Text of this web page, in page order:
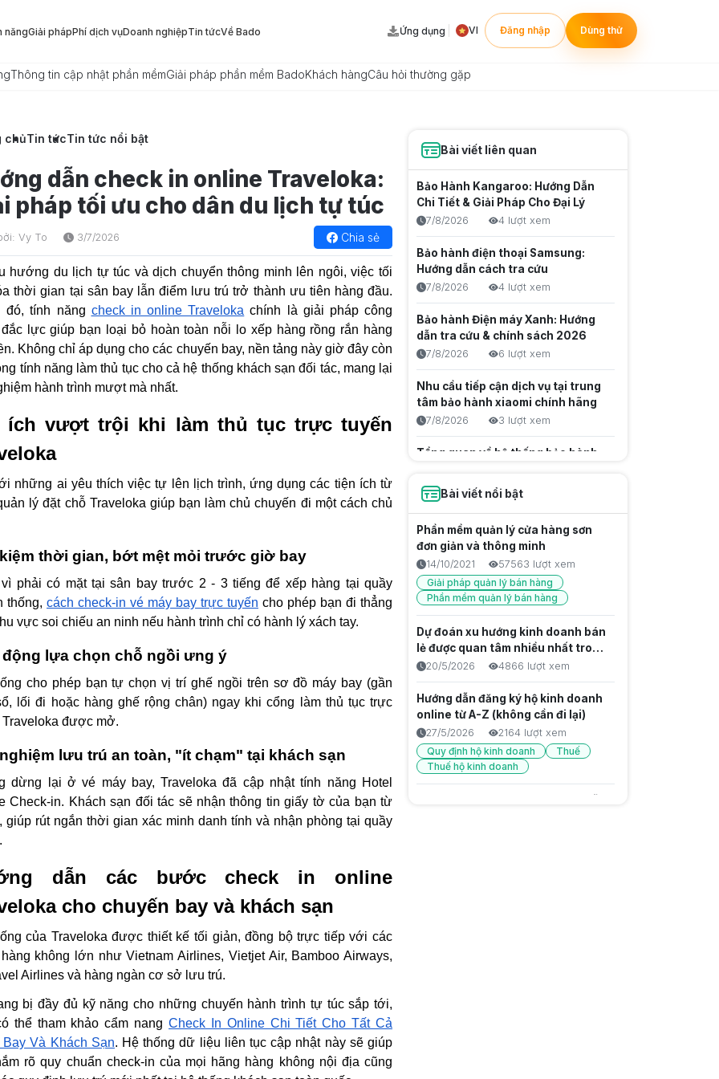
năngGiải phápPhí dịch vụDoanh nghiệpTin tứcVề Bado Ứng dụng VI Đăng nhập Dùng thử
Thông tin cập nhật phần mềmGiải pháp phần mềm BadoKhách hàngCâu hỏi thường gặp
chủTin tứcTin tức nổi bật
dẫn check in online Traveloka:
pháp tối ưu cho dân du lịch tự túc
Vy To 3/7/2026 Chia sẻ
hướng du lịch tự túc và dịch chuyển thông minh lên ngôi, việc tối
thời gian tại sân bay lẫn điểm lưu trú trở thành ưu tiên hàng đầu.
đó, tính năng check in online Traveloka chính là giải pháp công
lực giúp bạn loại bỏ hoàn toàn nỗi lo xếp hàng rồng rắn hàng
Không chỉ áp dụng cho các chuyến bay, nền tảng này giờ đây còn
tính năng làm thủ tục cho cả hệ thống khách sạn đối tác, mang lại
hành trình mượt mà nhất.
ích vượt trội khi làm thủ tục trực tuyến
những ai yêu thích việc tự lên lịch trình, ứng dụng các tiện ích từ
lý đặt chỗ Traveloka giúp bạn làm chủ chuyến đi một cách chủ
thời gian, bớt mệt mỏi trước giờ bay
phải có mặt tại sân bay trước 2 - 3 tiếng để xếp hàng tại quầy
thống, cách check-in vé máy bay trực tuyến cho phép bạn đi thẳng
vực soi chiếu an ninh nếu hành trình chỉ có hành lý xách tay.
động lựa chọn chỗ ngồi ưng ý
cho phép bạn tự chọn vị trí ghế ngồi trên sơ đồ máy bay (gần
lối đi hoặc hàng ghế rộng chân) ngay khi cổng làm thủ tục trực
Traveloka được mở.
lưu trú an toàn, "ít chạm" tại khách sạn
dừng lại ở vé máy bay, Traveloka đã cập nhật tính năng Hotel
Check-in. Khách sạn đối tác sẽ nhận thông tin giấy tờ của bạn từ
giúp rút ngắn thời gian xác minh danh tính và nhận phòng tại quầy
dẫn các bước check in online
cho chuyến bay và khách sạn
của Traveloka được thiết kế tối giản, đồng bộ trực tiếp với các
không lớn như Vietnam Airlines, Vietjet Air, Bamboo Airways,
Airlines và hàng ngàn cơ sở lưu trú.
bị đầy đủ kỹ năng cho những chuyến hành trình tự túc sắp tới,
thể tham khảo cẩm nang Check In Online Chi Tiết Cho Tất Cả
Bay Và Khách Sạn. Hệ thống dữ liệu liên tục cập nhật này sẽ giúp
rõ quy chuẩn check-in của mọi hãng hàng không nội địa cũng
Bài viết liên quan
Bảo Hành Kangaroo: Hướng Dẫn
Chi Tiết & Giải Pháp Cho Đại Lý
7/8/2026 4 lượt xem
Bảo hành điện thoại Samsung:
Hướng dẫn cách tra cứu
7/8/2026 4 lượt xem
Bảo hành Điện máy Xanh: Hướng
dẫn tra cứu & chính sách 2026
7/8/2026 6 lượt xem
Nhu cầu tiếp cận dịch vụ tại trung
tâm bảo hành xiaomi chính hãng
7/8/2026 3 lượt xem
Tổng quan về hệ thống bảo hành
ngành bán lẻ
7/8/2026 4 lượt xem
Free Trọn Bộ Cho Lập Trình Viên
6/8/2026
12 lượt xem
Kiến thức công nghệ
Bản Chất Blackbox AI Là Gì?
Trình Chuyên Sâu
6/8/2026
15 lượt xem
Kiến thức công nghệ
Quang Khắc Là Gì? Giải Thích Chi
Tiết Công Nghệ
6/8/2026 13 lượt xem
Quảng cáo sai sự thật là gì? Cách
nhận biết và bảo vệ người tiêu
Bài viết nổi bật
Phần mềm quản lý cửa hàng sơn
đơn giản và thông minh
14/10/2021
57563 lượt xem
Giải pháp quản lý bán hàng
Phần mềm quản lý bán hàng
Dự đoán xu hướng kinh doanh bán
lẻ được quan tâm nhiều nhất trong
năm 2027
20/5/2026 4866 lượt xem
Hướng dẫn đăng ký hộ kinh doanh
online từ A-Z (không cần đi lại)
27/5/2026
2164 lượt xem
Quy định hộ kinh doanh
Thuế
Thuế hộ kinh doanh